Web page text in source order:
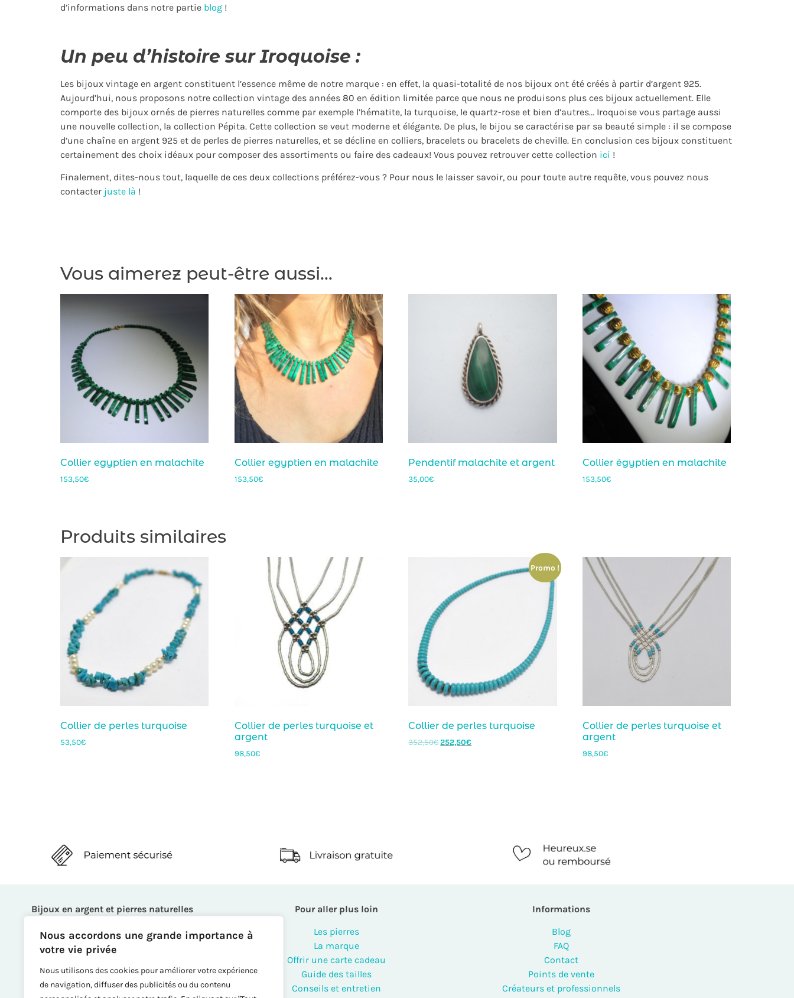
Nous accordons une grande importance à
votre vie privée
Nous utilisons des cookies pour améliorer votre expérience
de navigation, diffuser des publicités ou du contenu
d’informations dans notre partie blog !
Un peu d’histoire sur Iroquoise :
Les bijoux vintage en argent constituent l’essence même de notre marque : en effet, la quasi-totalité de nos bijoux ont été créés à partir d’argent 925.
Aujourd’hui, nous proposons notre collection vintage des années 80 en édition limitée parce que nous ne produisons plus ces bijoux actuellement. Elle
comporte des bijoux ornés de pierres naturelles comme par exemple l’hématite, la turquoise, le quartz-rose et bien d’autres… Iroquoise vous partage aussi
une nouvelle collection, la collection Pépita. Cette collection se veut moderne et élégante. De plus, le bijou se caractérise par sa beauté simple : il se compose
d’une chaîne en argent 925 et de perles de pierres naturelles, et se décline en colliers, bracelets ou bracelets de cheville. En conclusion ces bijoux constituent
certainement des choix idéaux pour composer des assortiments ou faire des cadeaux! Vous pouvez retrouver cette collection ici !
Finalement, dites-nous tout, laquelle de ces deux collections préférez-vous ? Pour nous le laisser savoir, ou pour toute autre requête, vous pouvez nous
contacter juste là !
Vous aimerez peut-être aussi…
Collier egyptien en malachite
153,50€
Collier egyptien en malachite
153,50€
Pendentif malachite et argent
35,00€
Collier égyptien en malachite
153,50€
Produits similaires
Collier de perles turquoise
53,50€
Collier de perles turquoise et
argent
98,50€
Promo !
Collier de perles turquoise
352,50€252,50€
Collier de perles turquoise et
argent
98,50€
Bijoux en argent et pierres naturelles
Bagues
Boucles d’oreille
Broches
Colliers
Pour aller plus loin
Les pierres
La marque
Offrir une carte cadeau
Guide des tailles
Conseils et entretien
Informations
Blog
FAQ
Contact
Points de vente
Créateurs et professionnels